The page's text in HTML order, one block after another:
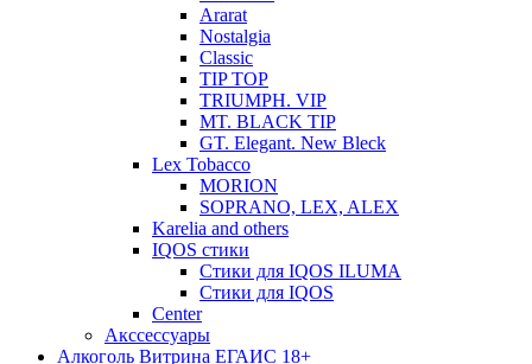
Ararat
Nostalgia
Classic
TIP TOP
TRIUMPH. VIP
MT. BLACK TIP
GT. Elegant. New Bleck
Lex Tobacco
MORION
SOPRANO, LEX, ALEX
Karelia and others
IQOS стики
Стики для IQOS ILUMA
Стики для IQOS
Сenter
Акссессуары
Алкоголь Витрина ЕГАИС 18+